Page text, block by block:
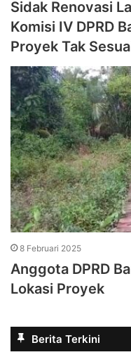
Sidak Renovasi
Komisi IV DPRD
Proyek Tak
8 Februari 2025
Anggota DPRD
Lokasi Proyek
Berita Terkini